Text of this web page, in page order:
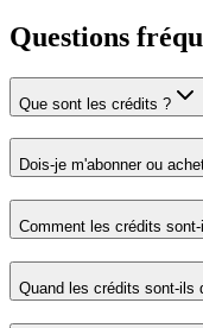
Questions
Que sont les crédits ?
Dois-je m'abonner ou
Comment les crédits
Quand les crédits sont-ils